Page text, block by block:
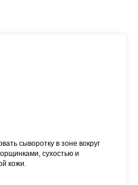
сыворотку в зоне вокруг
сухостью и
кожи.